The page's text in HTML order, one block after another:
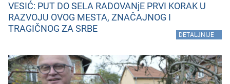
VESIĆ: PUT DO SELA RADOVANjE PRVI KORAK U
RAZVOJU OVOG MESTA, ZNAČAJNOG I
TRAGIČNOG ZA SRBE
DETALJNIJE